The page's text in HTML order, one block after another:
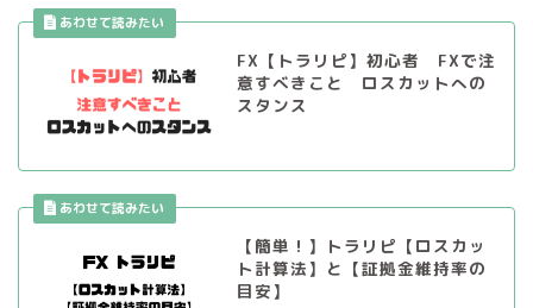
FX【トラリピ】初心者 FXで注
意すべきこと ロスカットへの
スタンス
【簡単！】トラリピ【ロスカッ
ト計算法】と【証拠金維持率の
目安】